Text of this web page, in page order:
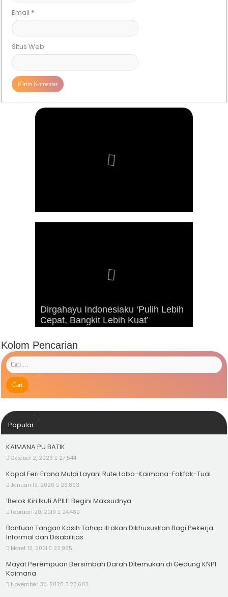
Email *
Situs Web
Dirgahayu Indonesiaku ‘Pulih Lebih
Cepat, Bangkit Lebih Kuat’
Advetorial Hari Raya Idul Fitri 1443
Hijriah
Kunjungan Presiden RI Joko
Widodo ke Kaimana Tahun 2019
Kolom Pencarian
Popular
KAIMANA PU BATIK
Oktober 2, 2023 27,544
Kapal Feri Erana Mulai Layani Rute Lobo-Kaimana-Fakfak-Tual
Januari 19, 2020 26,893
‘Belok Kiri Ikuti APILL’ Begini Maksudnya
Februari 20, 2019 24,480
Bantuan Tangan Kasih Tahap III akan Dikhususkan Bagi Pekerja
Informal dan Disabilitas
Maret 12, 2021 22,965
Mayat Perempuan Bersimbah Darah Ditemukan di Gedung KNPI
Kaimana
November 30, 2020 20,682